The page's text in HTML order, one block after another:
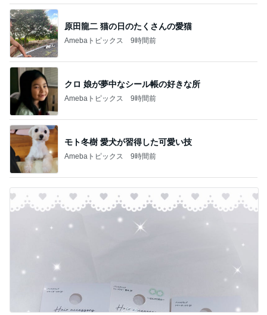
原田龍二 猫の日のたくさんの愛猫
Amebaトピックス 9時間前
クロ 娘が夢中なシール帳の好きな所
Amebaトピックス 9時間前
モト冬樹 愛犬が習得した可愛い技
Amebaトピックス 9時間前